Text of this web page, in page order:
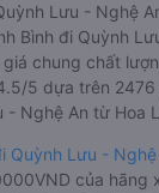
Lưu - Nghệ
Bình đi Quỳnh
chung chất
5 dựa trên 2476
- Nghệ An từ Hoa
Quỳnh Lưu -
của hãng